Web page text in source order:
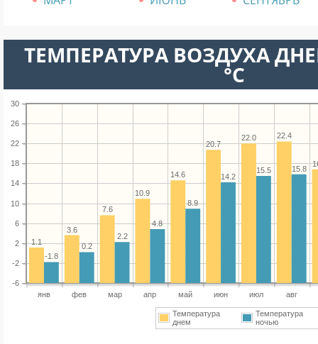
ТЕМПЕРАТУРА ВОЗДУХА
°C
янв фев мар апр май июн июл авг
-6
-2
2
6
10
14
18
22
26
30
22.4
22.0
20.7
14.6
10.9
7.6
3.6
1.1
15.8
15.5
14.2
8.9
4.8
2.2
0.2
-1.8
Температура
днем
Температура
ночью